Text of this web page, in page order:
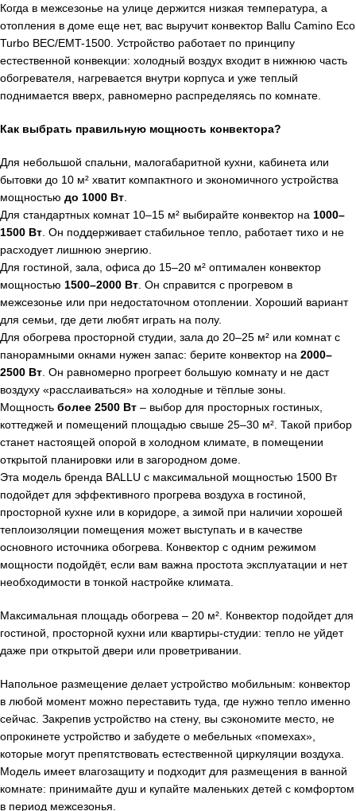
Когда в межсезонье на улице держится низкая температура, а
отопления в доме еще нет, вас выручит конвектор Ballu Camino Eco
Turbo BEC/EMT-1500. Устройство работает по принципу
естественной конвекции: холодный воздух входит в нижнюю часть
обогревателя, нагревается внутри корпуса и уже теплый
поднимается вверх, равномерно распределяясь по комнате.
Как выбрать правильную мощность конвектора?
Для небольшой спальни, малогабаритной кухни, кабинета или
бытовки до 10 м² хватит компактного и экономичного устройства
мощностью до 1000 Вт
Для стандартных комнат 10–15 м² выбирайте конвектор на 1000–
1500 Вт . Он поддерживает стабильное тепло, работает тихо и не
расходует лишнюю энергию.
Для гостиной, зала, офиса до 15–20 м² оптимален конвектор
мощностью 1500–2000 Вт . Он справится с прогревом в
межсезонье или при недостаточном отоплении. Хороший вариант
для семьи, где дети любят играть на полу.
Для обогрева просторной студии, зала до 20–25 м² или комнат с
панорамными окнами нужен запас: берите конвектор на 2000–
2500 Вт . Он равномерно прогреет большую комнату и не даст
воздуху «расслаиваться» на холодные и тёплые зоны.
Мощность более 2500 Вт – выбор для просторных гостиных,
коттеджей и помещений площадью свыше 25–30 м². Такой прибор
станет настоящей опорой в холодном климате, в помещении
открытой планировки или в загородном доме.
Эта модель бренда BALLU с максимальной мощностью 1500 Вт
подойдет для эффективного прогрева воздуха в гостиной,
просторной кухне или в коридоре, а зимой при наличии хорошей
теплоизоляции помещения может выступать и в качестве
основного источника обогрева. Конвектор с одним режимом
мощности подойдёт, если вам важна простота эксплуатации и нет
необходимости в тонкой настройке климата.
Максимальная площадь обогрева – 20 м². Конвектор подойдет для
гостиной, просторной кухни или квартиры-студии: тепло не уйдет
даже при открытой двери или проветривании.
Напольное размещение делает устройство мобильным: конвектор
в любой момент можно переставить туда, где нужно тепло именно
сейчас. Закрепив устройство на стену, вы сэкономите место, не
опрокинете устройство и забудете о мебельных «помехах»,
которые могут препятствовать естественной циркуляции воздуха.
Модель имеет влагозащиту и подходит для размещения в ванной
комнате: принимайте душ и купайте маленьких детей с комфортом
в период межсезонья.